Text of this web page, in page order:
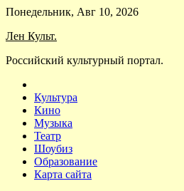
Skip
content
Понедельник, Авг 10, 2026
Лен Культ.
Российский культурный портал.
Культура
Кино
Музыка
Театр
Шоубиз
Образование
Карта сайта